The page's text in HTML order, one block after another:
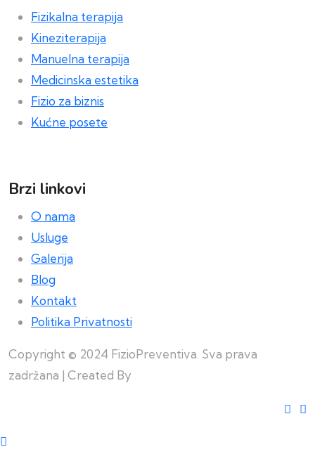
Fizikalna terapija
Kineziterapija
Manuelna terapija
Medicinska estetika
Fizio za biznis
Kućne posete
Brzi linkovi
O nama
Usluge
Galerija
Blog
Kontakt
Politika Privatnosti
Copyright © 2024 FizioPreventiva. Sva prava
zadržana | Created By